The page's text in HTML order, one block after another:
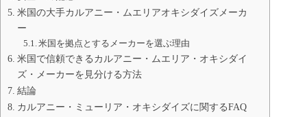
米国の大手カルアニー・ムエリアオキシダイズメーカ
ー
米国を拠点とするメーカーを選ぶ理由
米国で信頼できるカルアニー・ムエリア・オキシダイ
ズ・メーカーを見分ける方法
結論
カルアニー・ミューリア・オキシダイズに関するFAQ